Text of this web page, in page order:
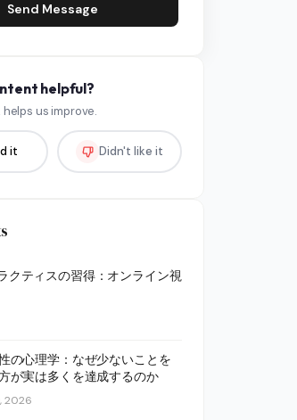
Send Message
helpful?
us improve.
it Didn't like it
クティスの習得：オンライン視
の心理学：なぜ少ないことを
が実は多くを達成するのか
2026